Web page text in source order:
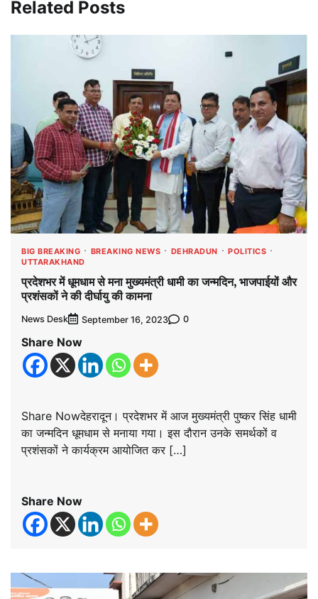
Related Posts
BIG BREAKING BREAKING NEWS DEHRADUN
POLITICS
UTTARAKHAND
प्रदेशभर में धूमधाम से मना मुख्यमंत्री धामी का जन्मदिन, भाजपाईयों और
प्रशंसकों ने की दीर्घायु की कामना
News Desk September 16, 2023 0
Share Now
Share Nowदेहरादून। प्रदेशभर में आज मुख्यमंत्री पुष्कर सिंह धामी
का जन्मदिन धूमधाम से मनाया गया। इस दौरान उनके समर्थकों व
प्रशंसकों ने कार्यक्रम आयोजित कर […]
Share Now